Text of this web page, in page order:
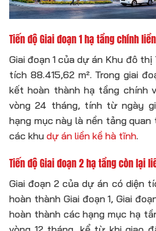
Tiến độ Giai đoạn 1 hạ tầng chính
Giai đoạn 1 của dự án Khu đô
tích 88.415,62 m². Trong giai
kết hoàn thành hạ tầng chính
vòng 24 tháng, tính từ ngày
hạng mục này là nền tảng
các khu dự án liền kề hà tĩnh.
Tiến độ Giai đoạn 2 hạ tầng còn lại
Giai đoạn 2 của dự án có diện
hoàn thành Giai đoạn 1, Giai
hoàn thành các hạng mục hạ